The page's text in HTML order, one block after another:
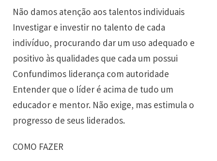
Não damos atenção aos talentos individuais
Investigar e investir no talento de cada
indivíduo, procurando dar um uso adequado e
positivo às qualidades que cada um possui
Confundimos liderança com autoridade
Entender que o líder é acima de tudo um
educador e mentor. Não exige, mas estimula o
progresso de seus liderados.
COMO FAZER